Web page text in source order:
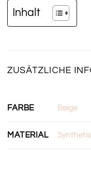
Inhalt
ZUSÄTZLICHE
FARBE Beige
MATERIAL